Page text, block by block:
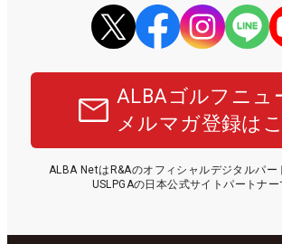
ALBAゴルフニュ
メルマガ登録は
ALBA NetはR&Aのオフィシャルデジタルパー
USLPGAの日本公式サイトパートナー